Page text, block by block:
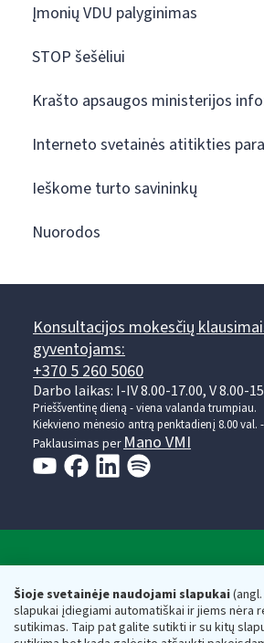
Šioje svetainėje naudojami slapukai
slapukai įdiegiami automatiškai ir jiems nėra
sutikimas. Taip pat galite sutikti ir su kitų
Įmonių VDU palyginimas
STOP šešėliui
Krašto apsaugos ministerijos
Interneto svetainės atitikties
Ieškome turto savininkų
Nuorodos
Konsultacijos mokesčių
gyventojams:
+370 5 260 5060
Darbo laikas: I-IV 8.00-17.00, V 8.00-
Prieššventinę dieną - viena valanda trumpiau.
Kiekvieno mėnesio antrą penktadienį 8.00 val.
Paklausimas per Mano VMI
Respublikos finansų ministerijos
Biudžetinė įstaiga. Juridinio asmens kodas —
adresas: Vasario 16-osios g. 14, 01107 Vilnius,